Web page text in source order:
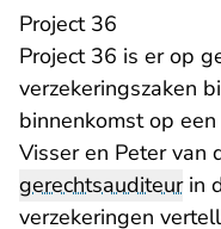
Project 36
Project 36 is er op
verzekeringszaken
binnenkomst op
Visser en Peter van
gerechtsauditeurin
verzekeringen